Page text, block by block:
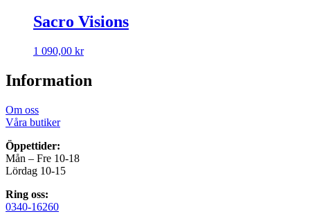
Sacro Visions
1 090,00 kr
Information
Om oss
Våra butiker
Öppettider:
Mån – Fre 10-18
Lördag 10-15
Ring oss:
0340-16260